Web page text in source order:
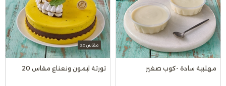
مهلبية سادة -كوب صغير
مقاس 20
تورتة ليمون ونعناع مقاس 20